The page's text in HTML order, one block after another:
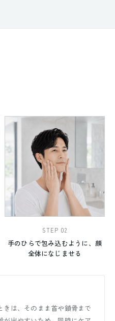
STEP 02
手のひらで包み込むように、顔
全体になじませる
きは、そのまま首や鎖骨まで